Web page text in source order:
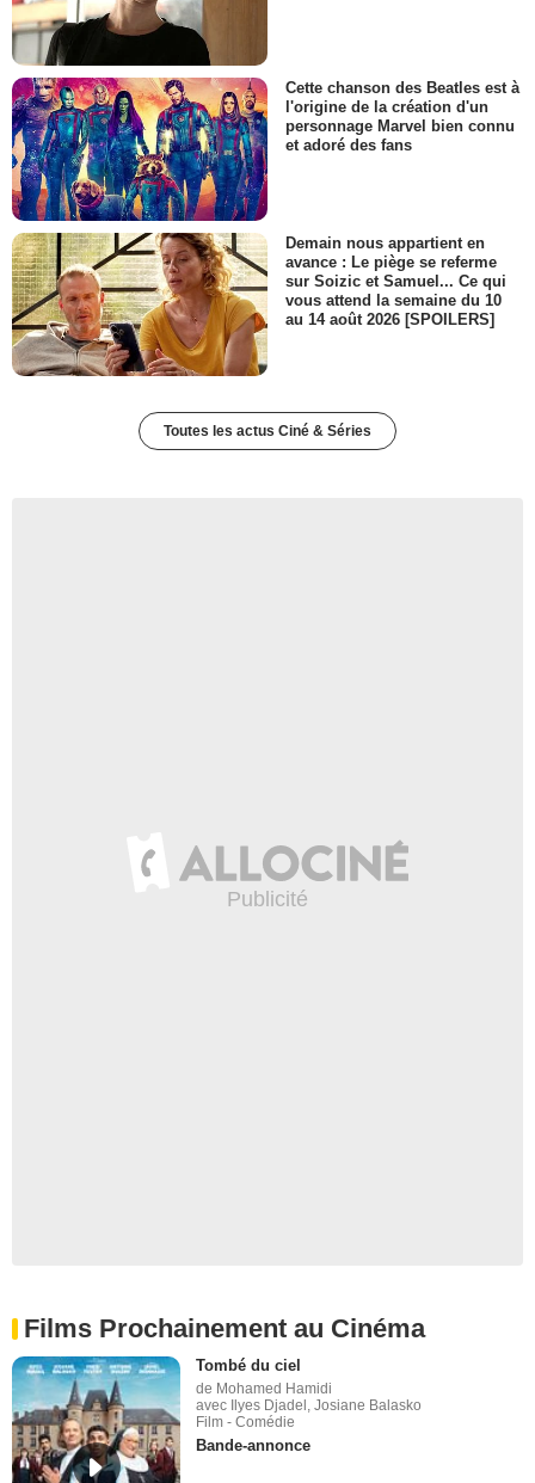
Cette chanson des Beatles est à
l'origine de la création d'un
personnage Marvel bien connu
et adoré des fans
Demain nous appartient en
avance : Le piège se referme
sur Soizic et Samuel... Ce qui
vous attend la semaine du 10
au 14 août 2026 [SPOILERS]
Toutes les actus Ciné & Séries
Films Prochainement au Cinéma
Tombé du ciel
de Mohamed Hamidi
avec Ilyes Djadel, Josiane Balasko
Film - Comédie
Bande-annonce